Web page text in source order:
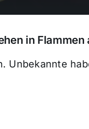
in Flammen
Unbekannte